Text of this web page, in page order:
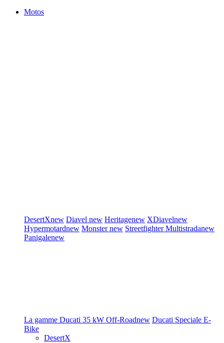
Motos
DesertXnew Diavel new Heritagenew XDiavelnew
Hypermotardnew Monsternew StreetfighterMultistradanew
Panigalenew
La gamme Ducati 35 kW Off-Roadnew Ducati Speciale E-
Bike
DesertX